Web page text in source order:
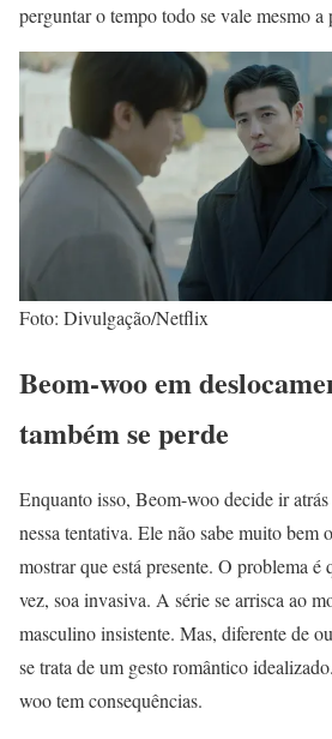
perguntar o tempo todo se vale mesmo a
Foto: Divulgação/Netflix
Beom-woo em
também se perde
Enquanto isso, Beom-woo decide ir
nessa tentativa. Ele não sabe muito bem
mostrar que está presente. O problema é
vez, soa invasiva. A série se arrisca ao
masculino insistente. Mas, diferente de
se trata de um gesto romântico
woo tem consequências.